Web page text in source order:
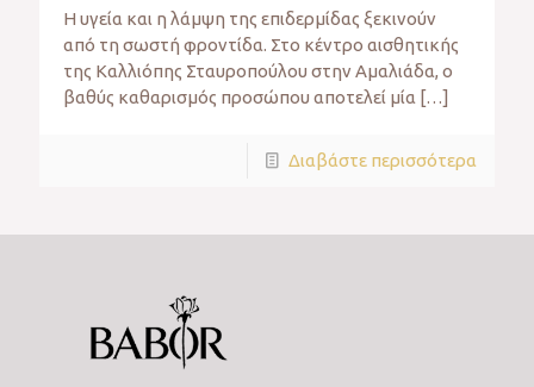
Η υγεία και η λάμψη της επιδερμίδας ξεκινούν
από τη σωστή φροντίδα. Στο κέντρο αισθητικής
της Καλλιόπης Σταυροπούλου στην Αμαλιάδα, ο
βαθύς καθαρισμός προσώπου αποτελεί μία […]
Διαβάστε περισσότερα